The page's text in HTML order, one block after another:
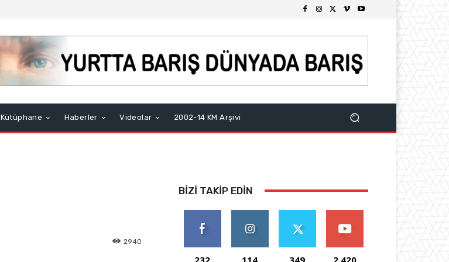
Kütüphane Haberler Videolar 2002-14 KM Arşivi
2940
BIZI TAKIP EDIN
232 114 349 2,420